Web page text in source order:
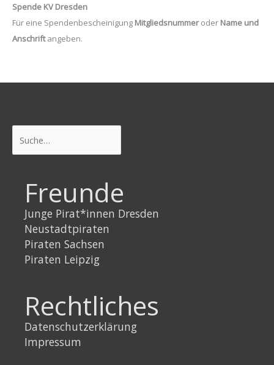
Spende KV Dresden
Für eine Spendenbescheinigung Mitgliedsnummeroder Name und
Anschriftangeben.
Freunde
Junge Pirat*innen Dresden
Neustadtpiraten
Piraten Sachsen
Piraten Leipzig
Rechtliches
Datenschutzerklärung
Impressum